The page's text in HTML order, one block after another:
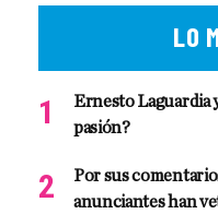
LO
Ernesto Laguardia
pasión?
Por sus
anunciantes han